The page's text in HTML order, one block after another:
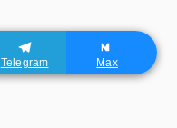
Telegram Max